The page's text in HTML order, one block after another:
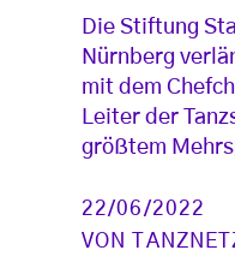
Die Stiftung
Nürnberg
mit dem
Leiter der
größtem
22/06/2022
VON